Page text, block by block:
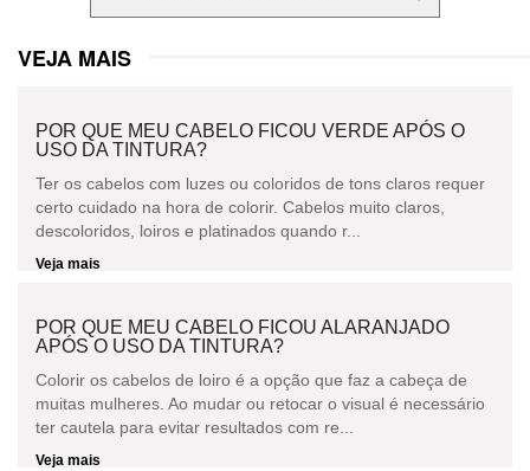
VEJA MAIS
POR QUE MEU CABELO FICOU VERDE APÓS O
USO DA TINTURA?
Ter os cabelos com luzes ou coloridos de tons claros requer
certo cuidado na hora de colorir. Cabelos muito claros,
descoloridos, loiros e platinados quando r...
Veja mais
POR QUE MEU CABELO FICOU ALARANJADO
APÓS O USO DA TINTURA?
Colorir os cabelos de loiro é a opção que faz a cabeça de
muitas mulheres. Ao mudar ou retocar o visual é necessário
ter cautela para evitar resultados com re...
Veja mais